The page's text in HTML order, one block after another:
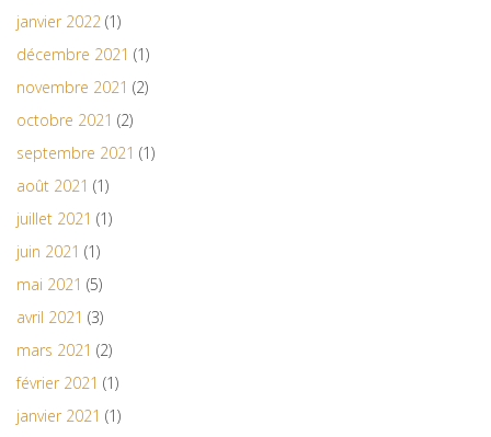
janvier 2022 (1)
décembre 2021 (1)
novembre 2021 (2)
octobre 2021 (2)
septembre 2021 (1)
août 2021 (1)
juillet 2021 (1)
juin 2021 (1)
mai 2021 (5)
avril 2021 (3)
mars 2021 (2)
février 2021 (1)
janvier 2021 (1)